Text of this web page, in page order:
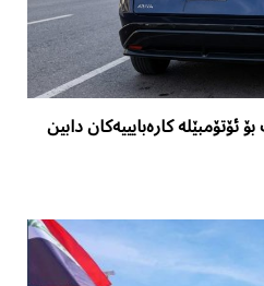
ئۆتۆمبێلە کارەبایییەکان دابین